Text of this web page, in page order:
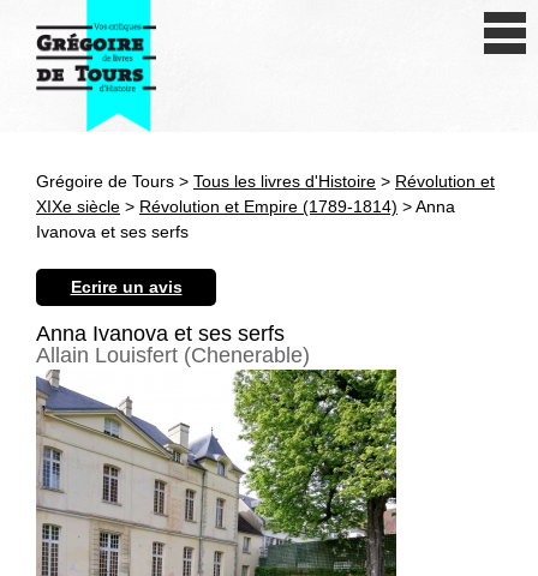
Antiquité
Révolution et XIXe siècle
XXe siècle
Autres civilisations
Thématiques
Grégoire de Tours > Tous les livres d'Histoire > Révolution et
XIXe siècle > Révolution et Empire (1789-1814) > Anna
Ivanova et ses serfs
Ecrire un avis
Anna Ivanova et ses serfs
Allain Louisfert (Chenerable)